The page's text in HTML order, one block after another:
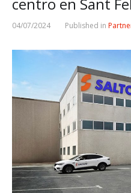
04/07/2024 Published in